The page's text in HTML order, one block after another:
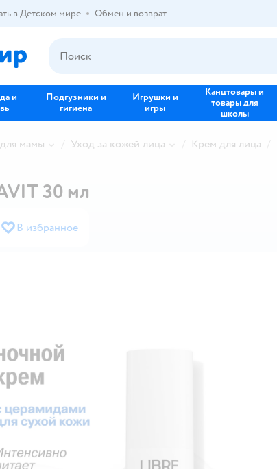
в Детском мире Обмен и возврат
и
Подгузники и
гигиена
Игрушки и
игры
Канцтовары и
товары для
школы
мамы Уход за кожей лица Крем для лица
30 мл
В избранное